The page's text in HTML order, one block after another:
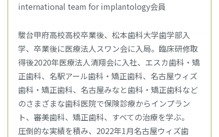
international team for implantology会員
駿台甲府高校高校卒業後、松本歯科大学歯学部入
学、卒業後に医療法人スワン会に入局。臨床研修取
得後2020年医療法人清翔会に入社、エスカ歯科・矯
正歯科、名駅アール歯科・矯正歯科、名古屋ウィズ
歯科・矯正歯科、名古屋みなと歯科・矯正歯科など
のさまざまな歯科医院で保険診療からインプラン
ト、審美歯科、矯正歯科、すべての治療を学ぶ。
圧倒的な実績を積み、2022年1月名古屋ウィズ歯